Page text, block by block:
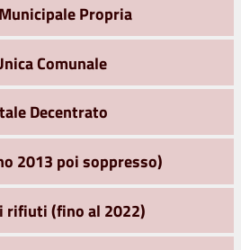
Propria
Comunale
Decentrato
2013 poi soppresso)
rifiuti (fino al 2022)